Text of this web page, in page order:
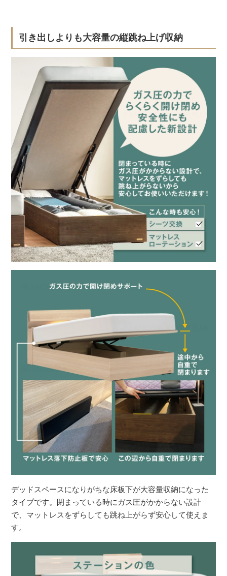
引き出しよりも大容量の縦跳ね上げ収納
デッドスペースになりがちな床板下が大容量収納になった
タイプです。閉まっている時にガス圧がかからない設計
で、マットレスをずらしても跳ね上がらず安心して使えま
す。